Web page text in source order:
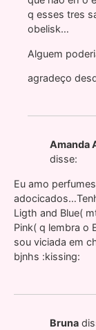
q esses tres
obelisk…
Alguem
agradeço
Amanda
disse:
Eu amo
Ligth and Blue(
Pink( q lembra o
sou viciada em
bjnhs :kissing:
Bruna